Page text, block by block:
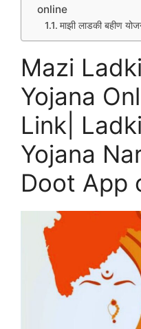
online
माझी लाडकी बहीण
Mazi
Yojana
Link|
Yojana
Doot App